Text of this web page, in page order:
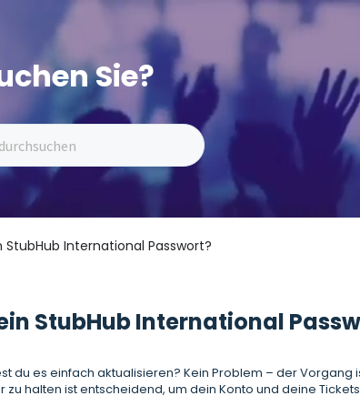
Sie?
International Passwort?
StubHub International
du es einfach aktualisieren? Kein Problem – der Vorgang
zu halten ist entscheidend, um dein Konto und deine